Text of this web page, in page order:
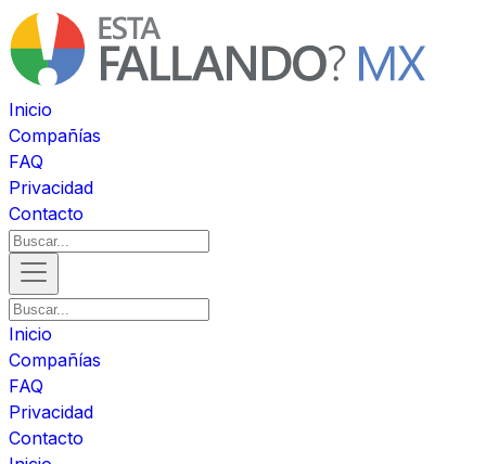
Inicio
Compañías
FAQ
Privacidad
Contacto
Inicio
Compañías
FAQ
Privacidad
Contacto